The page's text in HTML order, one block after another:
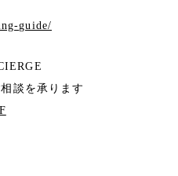
guide/
談を承ります